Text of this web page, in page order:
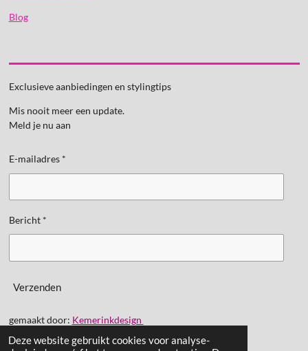
Deze website gebruikt cookies voor analyse-
Blog
Exclusieve aanbiedingen en stylingtips
Mis nooit meer een update.
Meld je nu aan
E-mailadres *
Bericht *
Verzenden
gemaakt door: Kemerinkdesign